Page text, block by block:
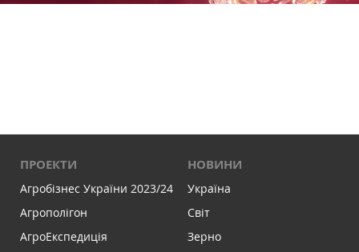
ПРОЕКТИ
Агробізнес України 2023/24
Агрополігон
АгроЕкспедиція
НОВИНИ
Україна
Світ
Зерно